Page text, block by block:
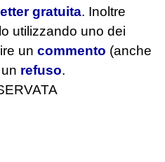
gratuita. Inoltre
utilizzando uno dei
un commento (anche
refuso.